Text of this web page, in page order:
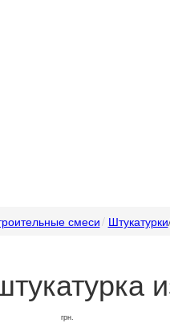
смеси Штукатурки
грн.